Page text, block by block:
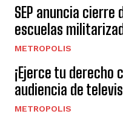
SEP anuncia cierre
escuelas
METROPOLIS
¡Ejerce tu derecho
audiencia de
METROPOLIS